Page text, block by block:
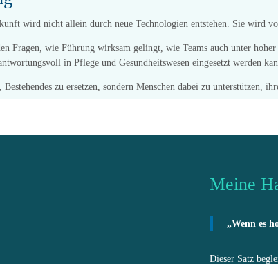
wird nicht allein durch neue Technologien entstehen. Sie wird
Fragen, wie Führung wirksam gelingt, wie Teams auch unter
in Pflege und Gesundheitswesen eingesetzt werden
zu ersetzen, sondern Menschen dabei zu unterstützen,
Meine
„Wenn es
Dieser Satz